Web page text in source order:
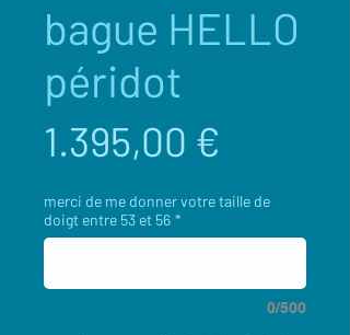
bague HELLO
péridot
1.395,00 €
merci de me donner votre taille de
doigt entre 53 et 56 *
0/500